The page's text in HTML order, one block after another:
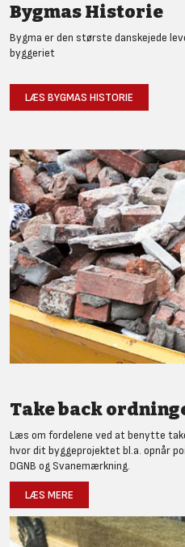
Bygmas Historie
Bygma er den største danskejede
byggeriet
LÆS BYGMAS HISTORIE
Take back
Læs om fordelene ved at benytte
hvor dit byggeprojektet bl.a. opnår
DGNB og Svanemærkning.
LÆS MERE